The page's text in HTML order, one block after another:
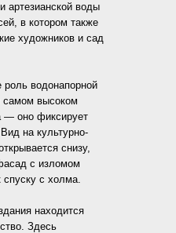
артезианской воды
в котором также
художников и сад
водонапорной
самом высоком
— оно фиксирует
на культурно-
снизу,
с изломом
спуску с холма.
находится
Здесь